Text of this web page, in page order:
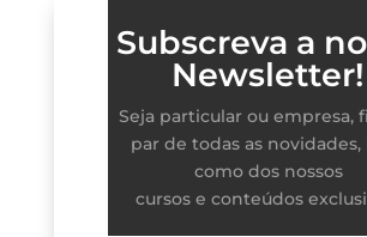
Subscreva a
Newsletter!
Seja particular ou empresa,
par de todas as novidades,
como dos nossos
cursos e conteúdos